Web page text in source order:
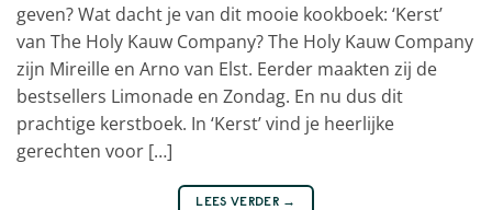
geven? Wat dacht je van dit mooie kookboek: ‘Kerst’
van The Holy Kauw Company? The Holy Kauw Company
zijn Mireille en Arno van Elst. Eerder maakten zij de
bestsellers Limonade en Zondag. En nu dus dit
prachtige kerstboek. In ‘Kerst’ vind je heerlijke
gerechten voor […]
LEES VERDER →